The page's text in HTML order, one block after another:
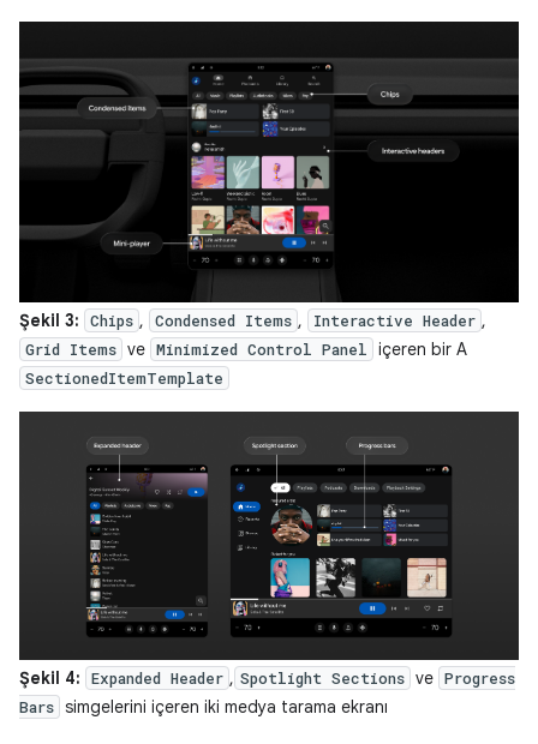
Şekil 3: Chips , Condensed Items , Interactive Header ,
Grid Items ve Minimized Control Panel içeren bir A
SectionedItemTemplate
Şekil 4: Expanded Header , Spotlight Sections ve Progress
Bars simgelerini içeren iki medya tarama ekranı